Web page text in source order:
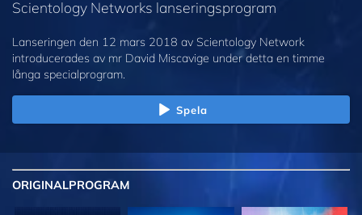
Scientology Networks lanseringsprogram
Lanseringen den 12 mars 2018 av Scientology Network
introducerades av mr David Miscavige under detta en timme
långa specialprogram.
Spela
ORIGINALPROGRAM